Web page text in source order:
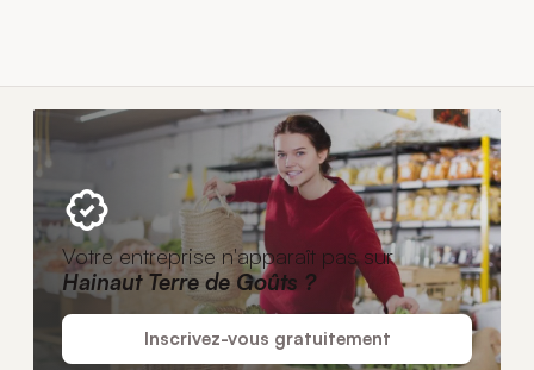
Votre entreprise n'apparaît pas sur
Hainaut Terre de Goûts ?
Inscrivez-vous gratuitement